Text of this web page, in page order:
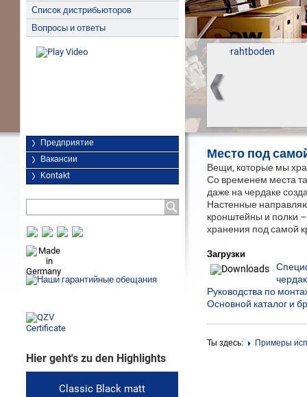
Список дистрибьюторов
Вопросы и ответы
Предприятие
Вакансии
Kontakt
Hier geht's zu den Highlights
Classic Black matt
Место под
Вещи, которые мы
Со временем места
даже на чердаке
Настенные
кронштейны и полки
хранения под самой
Загрузки
Руководства по
Основной каталог и
Ты здесь: Примеры